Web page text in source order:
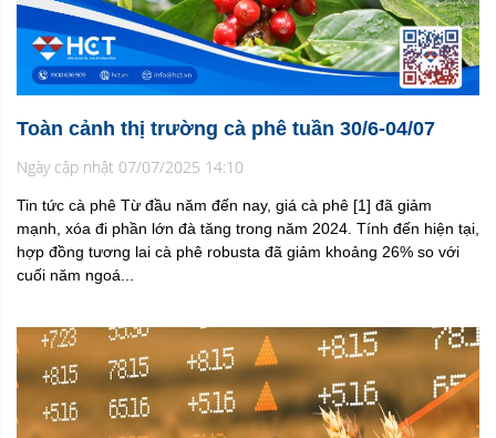
Toàn cảnh thị trường cà phê tuần 30/6-04/07
Ngày cập nhật 07/07/2025 14:10
Tin tức cà phê Từ đầu năm đến nay, giá cà phê [1] đã giảm
mạnh, xóa đi phần lớn đà tăng trong năm 2024. Tính đến hiện tại,
hợp đồng tương lai cà phê robusta đã giảm khoảng 26% so với
cuối năm ngoá...